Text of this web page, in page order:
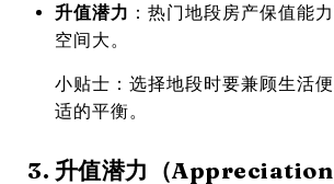
升值潜力 ：热门地段房产保值能
空间大。
小贴士：选择地段时要兼顾生活
适的平衡。
3. 升值潜力（Appreciation